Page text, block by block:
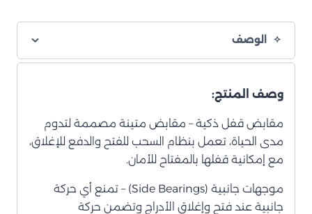
الوصف
وصف المنتج:
مقابض قفل ذكية – مقابض متينة مصممة لتدوم
مدى الحياة، تعمل بنظام السحب للفتح والدفع للإغلاق،
مع إمكانية قفلها بالمفتاح للأمان.
موجهات جانبية (Side Bearings) – تمنع أي حركة
جانبية عند فتح وإغلاق الأدراج وتضمن حركة